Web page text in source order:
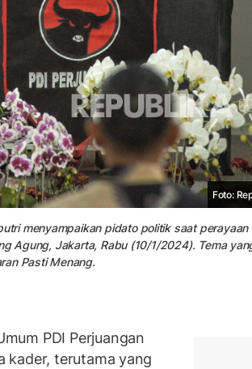
Foto:
menyampaikan pidato politik saat perayaan
Agung, Jakarta, Rabu (10/1/2024). Tema
Pasti Menang.
PDI Perjuangan
kader, terutama yang